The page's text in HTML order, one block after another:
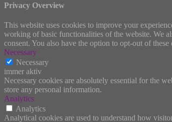
Privacy Overview
This website uses cookies to improve your
working of basic functionalities of the website. We
consent. You also have the option to opt-out of
Necessary
Necessary
immer aktiv
Necessary cookies are absolutely essential for the
store any personal information.
Analytics
Analytics
Analytical cookies are used to understand how